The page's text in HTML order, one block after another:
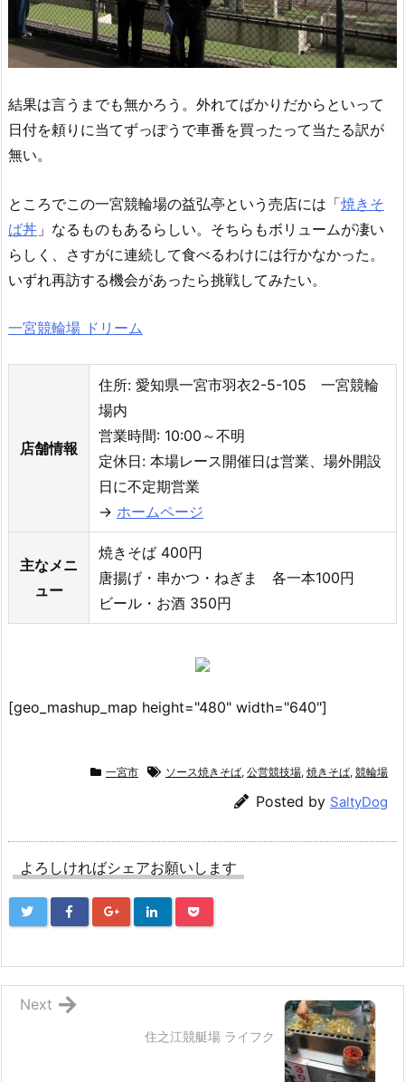
結果は言うまでも無かろう。外れてばかりだからといって
日付を頼りに当てずっぽうで車番を買ったって当たる訳が
無い。
ところでこの一宮競輪場の益弘亭という売店には「焼きそ
ば丼 」なるものもあるらしい。そちらもボリュームが凄い
らしく、さすがに連続して食べるわけには行かなかった。
いずれ再訪する機会があったら挑戦してみたい。
一宮競輪場 ドリーム
店舗情報
住所: 愛知県一宮市羽衣2-5-105 一宮競輪
場内
営業時間: 10:00～不明
定休日: 本場レース開催日は営業、場外開設
日に不定期営業
→ ホームページ
主なメニ
ュー
焼きそば 400円
唐揚げ・串かつ・ねぎま 各一本100円
ビール・お酒 350円
[geo_mashup_map height="480" width="640"]
一宮市 ソース焼きそば, 公営競技場, 焼きそば, 競輪場
Posted by SaltyDog
よろしければシェアお願いします
住之江競艇場 ライフク
Next